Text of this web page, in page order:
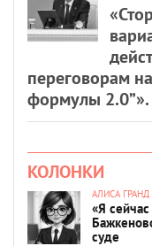
переговорам
формулы 2.0”».
КОЛОНКИ
АЛИСА ГРАНД
«Я
суде